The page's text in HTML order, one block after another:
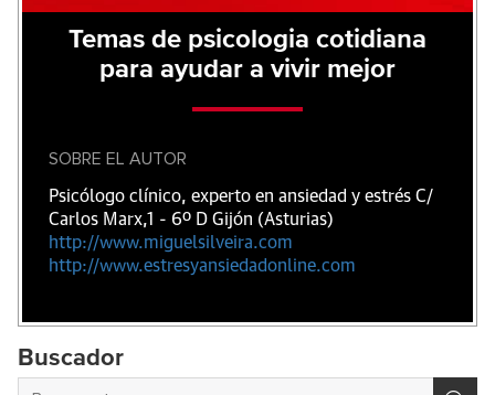
Temas de psicologia cotidiana
para ayudar a vivir mejor
SOBRE EL AUTOR
Psicólogo clínico, experto en ansiedad y estrés C/
Carlos Marx,1 - 6º D Gijón (Asturias)
http://www.miguelsilveira.com
http://www.estresyansiedadonline.com
Buscador